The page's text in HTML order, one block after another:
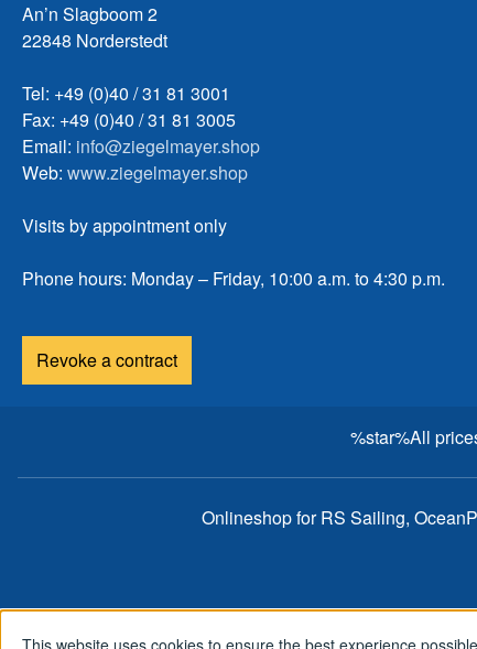
An’n Slagboom 2
22848 Norderstedt
Tel: +49 (0)40 / 31 81 3001
Fax: +49 (0)40 / 31 81 3005
Email: info@ziegelmayer.shop
Web: www.ziegelmayer.shop
Visits by appointment only
Phone hours: Monday – Friday, 10:00 a.m. to 4:30 p.m.
Revoke a contract
%star%All
Onlineshop for RS Sailing,
This website uses cookies to ensure the best experience possible.